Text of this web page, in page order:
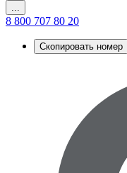
...
8 800 707 80 20
Скопировать номер